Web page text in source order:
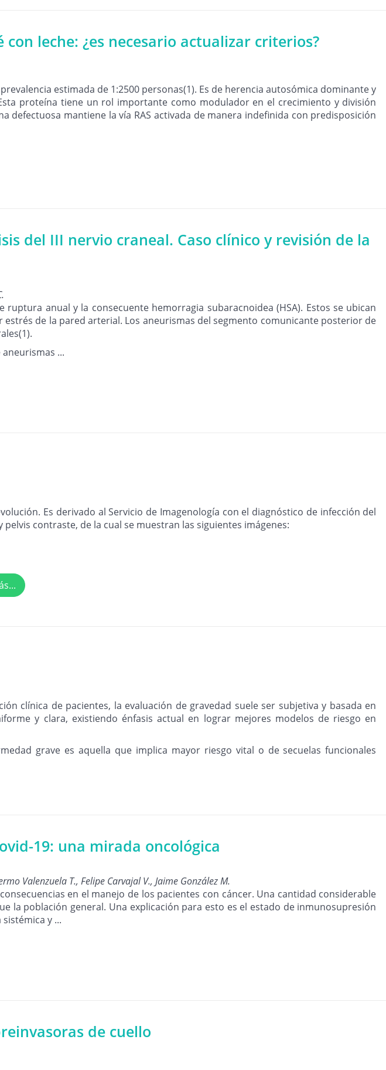
leche: ¿es necesario actualizar criterios?
estimada de 1:2500 personas(1). Es de herencia autosómica dominante y
proteína tiene un rol importante como modulador en el crecimiento y división
defectuosa mantiene la vía RAS activada de manera indefinida con predisposición
del III nervio craneal. Caso clínico y revisión de la
anual y la consecuente hemorragia subaracnoidea (HSA). Estos se ubican
de la pared arterial. Los aneurismas del segmento comunicante posterior de
...
Es derivado al Servicio de Imagenología con el diagnóstico de infección del
contraste, de la cual se muestran las siguientes imágenes:
clínica de pacientes, la evaluación de gravedad suele ser subjetiva y basada en
y clara, existiendo énfasis actual en lograr mejores modelos de riesgo en
grave es aquella que implica mayor riesgo vital o de secuelas funcionales
19: una mirada oncológica
Valenzuela T., Felipe Carvajal V., Jaime González M.
en el manejo de los pacientes con cáncer. Una cantidad considerable
la población general. Una explicación para esto es el estado de inmunosupresión
y ...
de cuello